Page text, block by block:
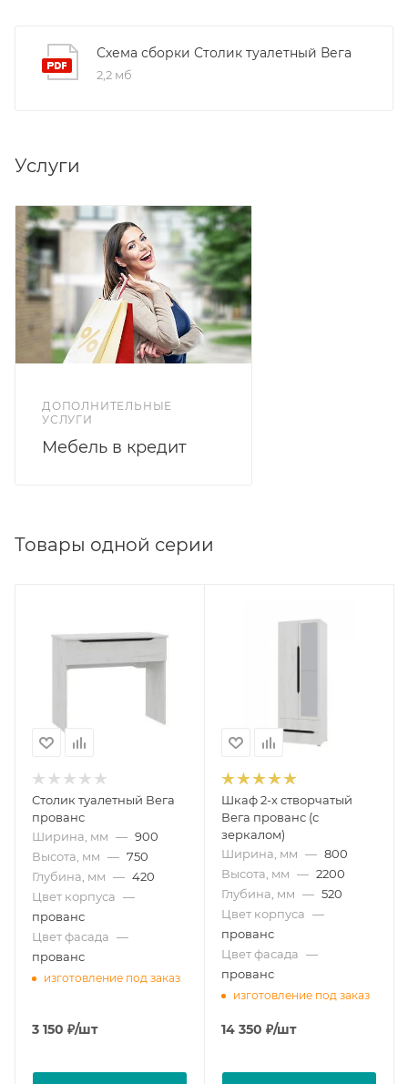
Схема сборки Столик туалетный Вега
2,2 мб
Услуги
ДОПОЛНИТЕЛЬНЫЕ
УСЛУГИ
Мебель в кредит
Товары одной серии
Столик туалетный Вега
прованс
Ширина, мм — 900
Высота, мм — 750
Глубина, мм — 420
Цвет корпуса —
прованс
Цвет фасада —
прованс
изготовление под заказ
3 150 ₽/шт
Шкаф 2-х створчатый
Вега прованс (с
зеркалом)
Ширина, мм — 800
Высота, мм — 2200
Глубина, мм — 520
Цвет корпуса —
прованс
Цвет фасада —
прованс
изготовление под заказ
14 350 ₽/шт